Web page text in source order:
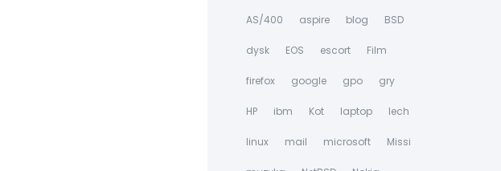
AS/400 aspire blog BSD
dysk EOS escort Film
firefox google gpo gry
HP ibm Kot laptop lech
linux mail microsoft Missi